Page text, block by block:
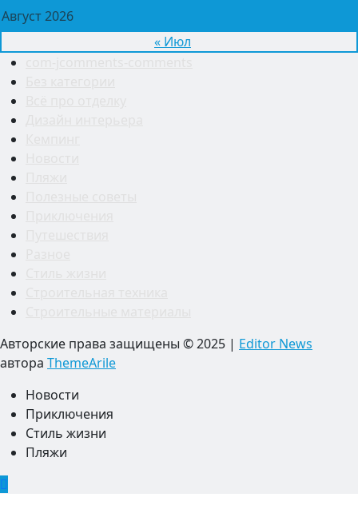
Август 2026
« Июл
Авторские права защищены © 2025 | Editor News
автора ThemeArile
Новости
Приключения
Стиль жизни
Пляжи